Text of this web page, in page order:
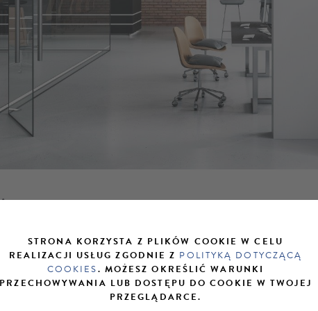
10 WMF 1100 S W
kaw dziennie |WMF 9000 S+ do 350 kaw dziennie|WMF
WARTO WYBRAĆ
KAWY WMF?
STRONA KORZYSTA Z PLIKÓW COOKIE W CELU
REALIZACJI USŁUG ZGODNIE Z POLITYKĄ DOTYCZĄCĄ
COOKIES. MOŻESZ OKREŚLIĆ WARUNKI
PRZECHOWYWANIA LUB DOSTĘPU DO COOKIE W TWOJEJ
PRZEGLĄDARCE.